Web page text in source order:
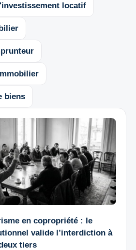
locatif
biens
en copropriété : le
valide l’interdiction à
tiers